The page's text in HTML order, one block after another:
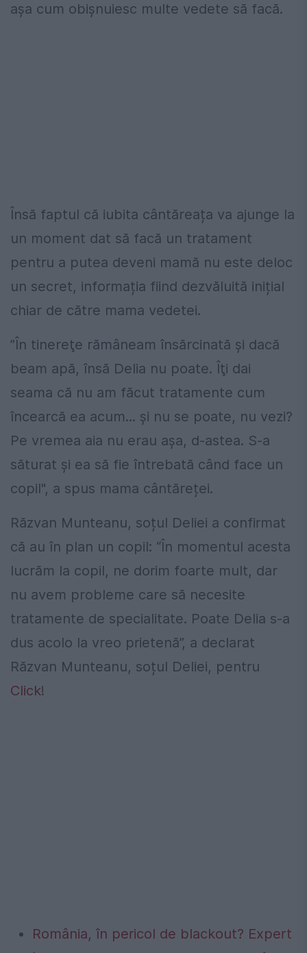
așa cum obișnuiesc multe vedete să facă.
Însă faptul că iubita cântăreața va ajunge la
un moment dat să facă un tratament
pentru a putea deveni mamă nu este deloc
un secret, informația fiind dezvăluită inițial
chiar de către mama vedetei.
”În tinereţe rămâneam însărcinată şi dacă
beam apă, însă Delia nu poate. Îţi dai
seama că nu am făcut tratamente cum
încearcă ea acum... şi nu se poate, nu vezi?
Pe vremea aia nu erau aşa, d-astea. S-a
săturat şi ea să fie întrebată când face un
copil", a spus mama cântăreței.
Răzvan Munteanu, soțul Deliei a confirmat
că au în plan un copil: “În momentul acesta
lucrăm la copil, ne dorim foarte mult, dar
nu avem probleme care să necesite
tratamente de specialitate. Poate Delia s-a
dus acolo la vreo prietenă”, a declarat
Răzvan Munteanu, soțul Deliei, pentru
Click!
România, în pericol de blackout? Expert